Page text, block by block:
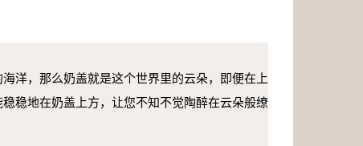
洋，那么奶盖就是这个世界里的云朵，即便在上
稳地在奶盖上方，让您不知不觉陶醉在云朵般缭